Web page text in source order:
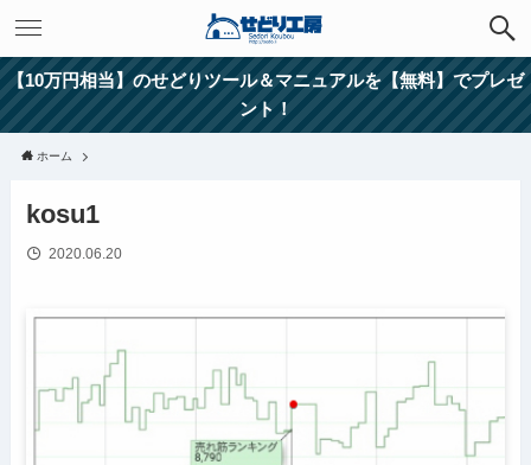
【10万円相当】のせどりツール＆マニュアルを【無料】でプレゼ
ント！
ホーム
kosu1
2020.06.20